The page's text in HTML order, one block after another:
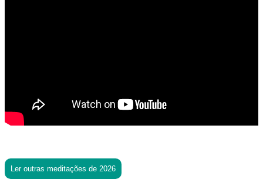
Ler outras meditações de 2026